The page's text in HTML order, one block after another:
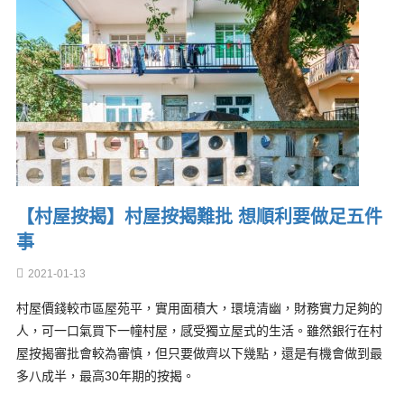
【村屋按揭】村屋按揭難批 想順利要做足五件
事
2021-01-13
村屋價錢較市區屋苑平，實用面積大，環境清幽，財務實力足夠的
人，可一口氣買下一幢村屋，感受獨立屋式的生活。雖然銀行在村
屋按揭審批會較為審慎，但只要做齊以下幾點，還是有機會做到最
多八成半，最高30年期的按揭。